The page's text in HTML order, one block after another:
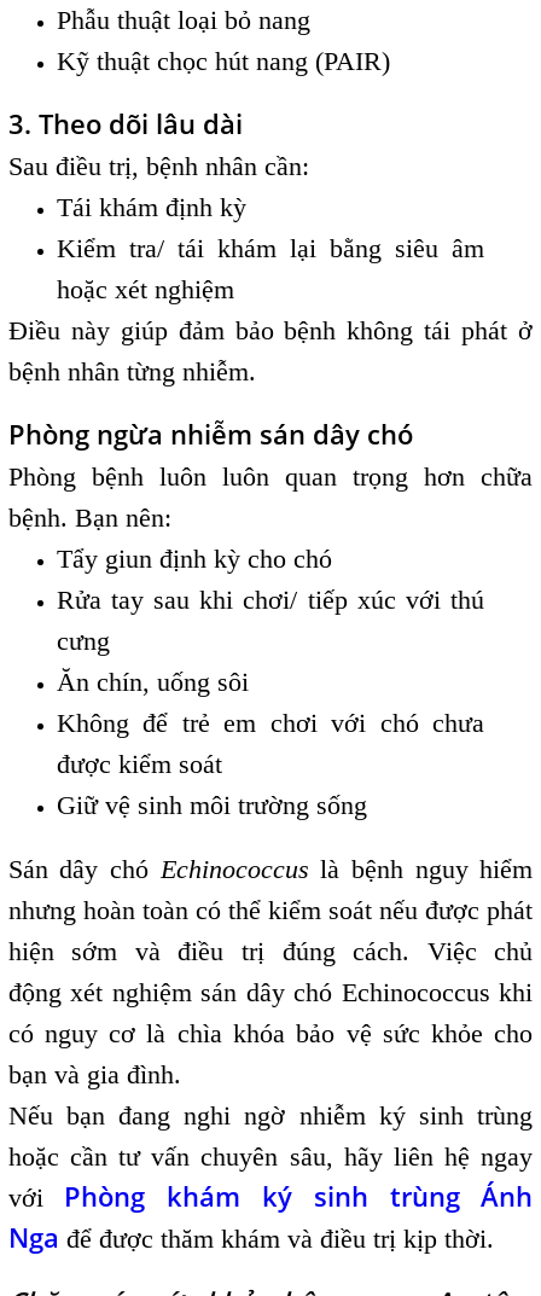
Phẫu thuật loại bỏ nang
Kỹ thuật chọc hút nang (PAIR)
3. Theo dõi lâu dài
Sau điều trị, bệnh nhân cần:
Tái khám định kỳ
Kiểm tra/ tái khám lại bằng siêu âm
hoặc xét nghiệm
Điều này giúp đảm bảo bệnh không tái phát ở
bệnh nhân từng nhiễm.
Phòng ngừa nhiễm sán dây chó
Phòng bệnh luôn luôn quan trọng hơn chữa
bệnh. Bạn nên:
Tẩy giun định kỳ cho chó
Rửa tay sau khi chơi/ tiếp xúc với thú
cưng
Ăn chín, uống sôi
Không để trẻ em chơi với chó chưa
được kiểm soát
Giữ vệ sinh môi trường sống
Sán dây chóEchinococcus là bệnh nguy hiểm
nhưng hoàn toàn có thể kiểm soát nếu được phát
hiện sớm và điều trị đúng cách. Việc chủ
động xét nghiệm sán dây chó Echinococcus khi
có nguy cơ là chìa khóa bảo vệ sức khỏe cho
bạn và gia đình.
Nếu bạn đang nghi ngờ nhiễm ký sinh trùng
hoặc cần tư vấn chuyên sâu, hãy liên hệ ngay
với Phòng khám ký sinh trùng Ánh
Nga để được thăm khám và điều trị kịp thời.